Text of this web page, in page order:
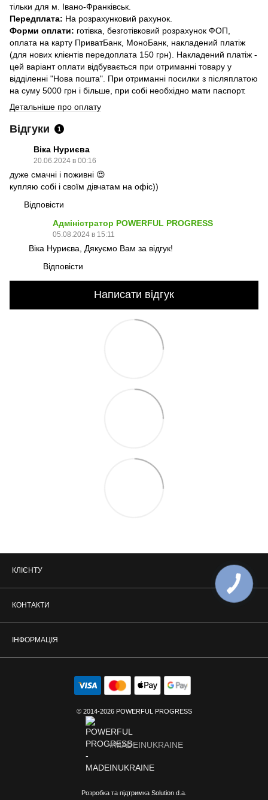
тільки для м. Івано-Франківськ.
Передплата: На розрахунковий рахунок.
Форми оплати: готівка, безготівковий розрахунок ФОП,
оплата на карту ПриватБанк, МоноБанк, накладений платіж
(для нових клієнтів передоплата 150 грн). Накладений платіж -
цей варіант оплати відбувається при отриманні товару у
відділенні "Нова пошта". При отриманні посилки з післяплатою
на суму 5000 грн і більше, при собі необхідно мати паспорт.
Детальніше про оплату
Відгуки 1
Віка Нуриєва
20.06.2024 в 00:16
дуже смачні і поживні 😍
купляю собі і своїм дівчатам на офіс))
Відповісти
Адміністратор POWERFUL PROGRESS
05.08.2024 в 15:11
Віка Нуриєва, Дякуємо Вам за відгук!
Відповісти
Написати відгук
КЛІЄНТУ
КОНТАКТИ
ІНФОРМАЦІЯ
© 2014-2026 POWERFUL PROGRESS
#MADEINUKRAINE
Розробка та підтримка Solution d.a.